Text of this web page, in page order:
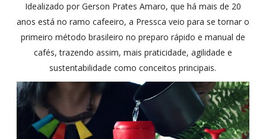
Idealizado por Gerson Prates Amaro, que há mais de 20
anos está no ramo cafeeiro, a Pressca veio para se tornar o
primeiro método brasileiro no preparo rápido e manual de
cafés, trazendo assim, mais praticidade, agilidade e
sustentabilidade como conceitos principais.